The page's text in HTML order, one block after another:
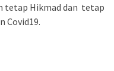
tetap Hikmad dan tetap
Covid19.